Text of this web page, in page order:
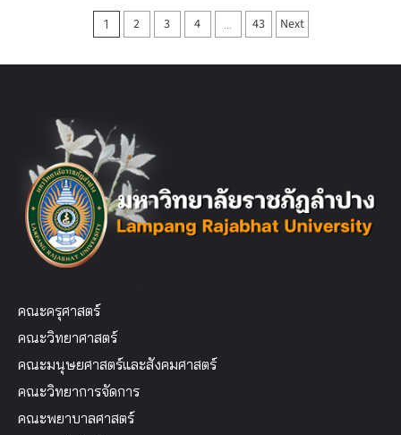
Posts
1 2 3 4 … 43 Next
คณะครุศาสตร์
คณะวิทยาศาสตร์
คณะมนุษยศาสตร์และสังคมศาสตร์
คณะวิทยาการจัดการ
คณะพยาบาลศาสตร์